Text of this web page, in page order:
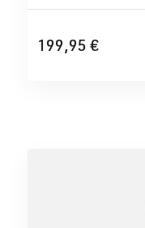
199,95 €